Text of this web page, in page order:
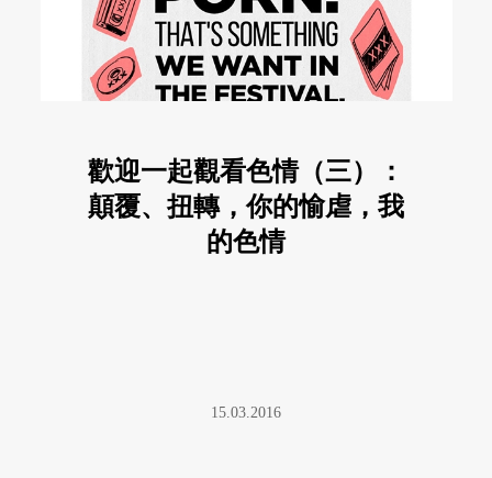
歡迎一起觀看色情（三）：
顛覆、扭轉，你的愉虐，我
的色情
15.03.2016